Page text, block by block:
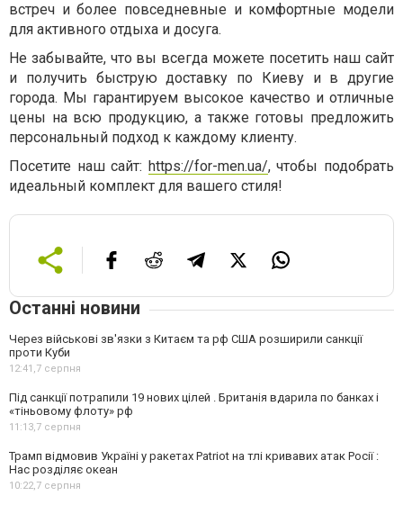
встреч и более повседневные и комфортные модели
для активного отдыха и досуга.
Не забывайте, что вы всегда можете посетить наш сайт
и получить быструю доставку по Киеву и в другие
города. Мы гарантируем высокое качество и отличные
цены на всю продукцию, а также готовы предложить
персональный подход к каждому клиенту.
Посетите наш сайт: https://for-men.ua/, чтобы подобрать
идеальный комплект для вашего стиля!
Останні новини
Через військові зв'язки з Китаєм та рф США розширили санкції
проти Куби
12:41,7 серпня
Під санкції потрапили 19 нових цілей . Британія вдарила по банках і
«тіньовому флоту» рф
11:13,7 серпня
Трамп відмовив Україні у ракетах Patriot на тлі кривавих атак Росії :
Нас розділяє океан
10:22,7 серпня